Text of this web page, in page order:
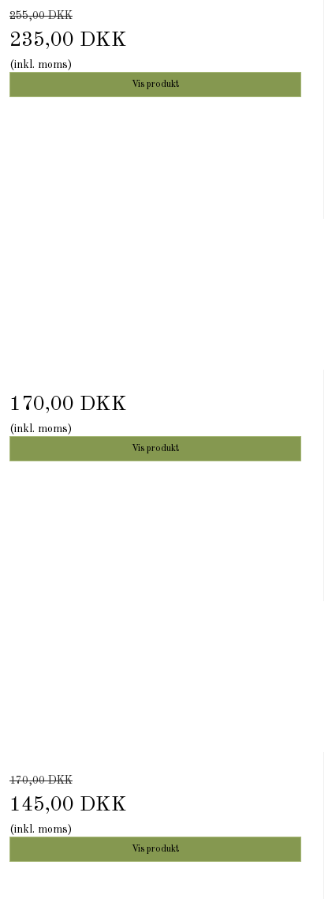
255,00 DKK
235,00 DKK
(inkl. moms)
Vis produkt
170,00 DKK
(inkl. moms)
Vis produkt
170,00 DKK
145,00 DKK
(inkl. moms)
Vis produkt